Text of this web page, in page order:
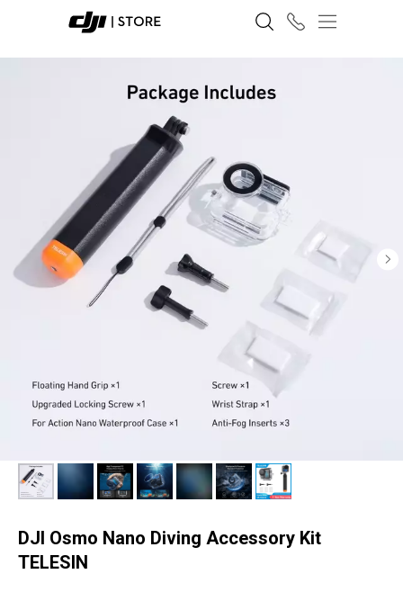
DJI Osmo Nano Diving Accessory Kit
TELESIN